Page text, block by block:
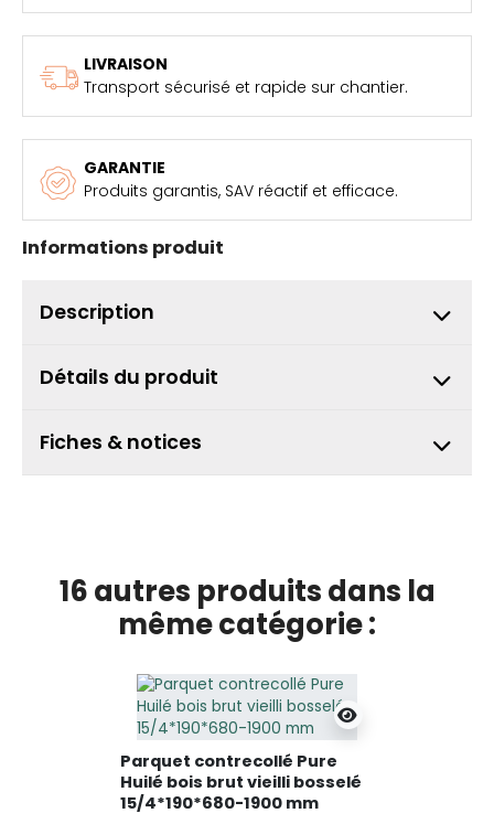
LIVRAISON
Transport sécurisé et rapide sur chantier.
GARANTIE
Produits garantis, SAV réactif et efficace.
Informations produit
Description
Détails du produit
Fiches & notices
16 autres produits dans la
même catégorie :
Parquet contrecollé Pure
Huilé bois brut vieilli bosselé
15/4*190*680-1900 mm